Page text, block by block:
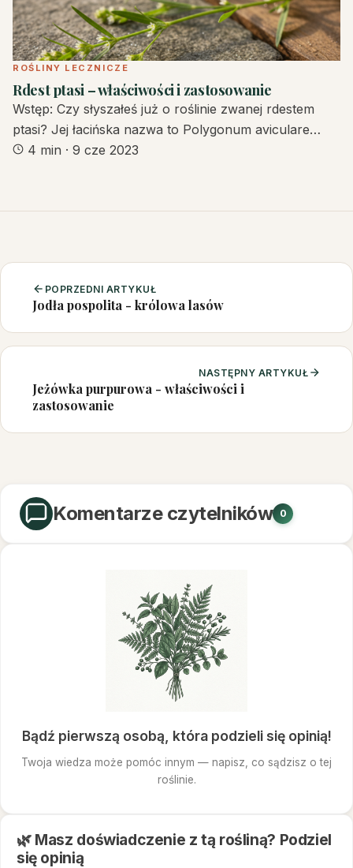
ROŚLINY LECZNICZE
Rdest ptasi – właściwości i zastosowanie
Wstęp: Czy słyszałeś już o roślinie zwanej rdestem
ptasi? Jej łacińska nazwa to Polygonum aviculare…
4 min · 9 cze 2023
POPRZEDNI ARTYKUŁ
Jodła pospolita - królowa lasów
NASTĘPNY ARTYKUŁ
Jeżówka purpurowa - właściwości i
zastosowanie
Komentarze czytelników 0
Bądź pierwszą osobą, która podzieli się opinią!
Twoja wiedza może pomóc innym — napisz, co sądzisz o tej
roślinie.
🌿 Masz doświadczenie z tą rośliną? Podziel
się opinią